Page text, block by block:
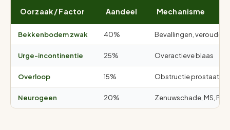
Oorzaak / Factor Aandeel Mechanisme
Bekkenbodem zwak 40% Bevallingen,
Urge-incontinentie 25% Overactieve blaas
Overloop 15% Obstructie prostaat
Neurogeen 20% Zenuwschade, MS,